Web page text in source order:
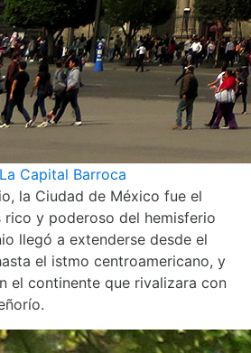
Capital Barroca
la Ciudad de México fue el
y poderoso del hemisferio
llegó a extenderse desde el
el istmo centroamericano, y
el continente que rivalizara con